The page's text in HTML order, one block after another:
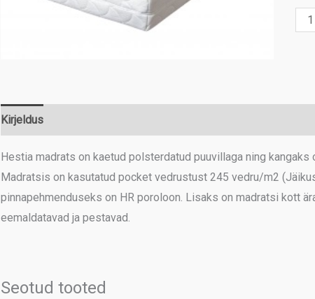
Kirjeldus
Hestia madrats on kaetud polsterdatud puuvillaga ning
Madratsis on kasutatud pocket vedrustust 245 vedru/m2
pinnapehmenduseks on HR poroloon. Lisaks on madratsi kott
eemaldatavad ja pestavad.
Seotud tooted